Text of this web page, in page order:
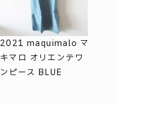
2021 maquimalo マ
キマロ オリエンテワ
ンピース BLUE